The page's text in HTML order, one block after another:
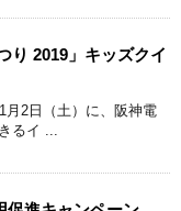
り 2019」キッズクイ
月2日（土）に、阪神電
るイ ...